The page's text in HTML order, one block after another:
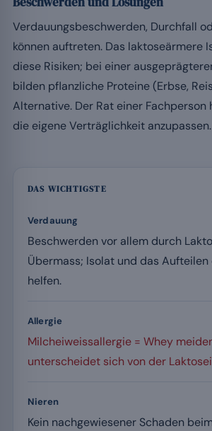
Verdauungsbeschwerden, Durchfall
können auftreten. Das laktoseärmere
diese Risiken; bei einer
bilden pflanzliche Proteine (Erbse,
Alternative. Der Rat einer Fachperson
die eigene Verträglichkeit anzupassen.
DAS WICHTIGSTE
Verdauung
Beschwerden vor allem durch
Übermass; Isolat und das Aufteilen
helfen.
Allergie
Milcheiweissallergie = Whey
unterscheidet sich von der
Nieren
Kein nachgewiesener Schaden